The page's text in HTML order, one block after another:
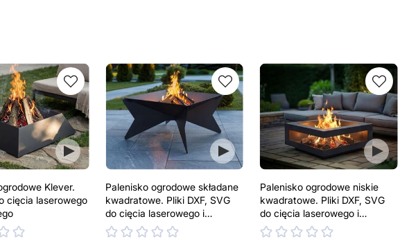
Klever.
cięcia laserowego
Palenisko ogrodowe składane
kwadratowe. Pliki DXF, SVG
do cięcia laserowego i
plazmowego
Palenisko ogrodowe niskie
kwadratowe. Pliki DXF, SVG
do cięcia laserowego i
plazmowego